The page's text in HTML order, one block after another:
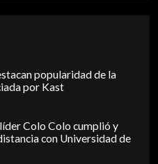
popularidad de la
por Kast
Colo Colo cumplió y
con Universidad de